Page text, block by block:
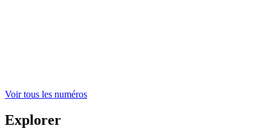
Voir tous les numéros
Explorer